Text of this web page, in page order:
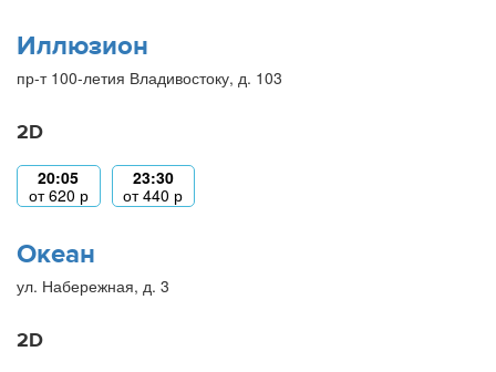
Иллюзион
пр-т 100-летия Владивостоку, д. 103
2D
20:05
от620 р
23:30
от440 р
Океан
ул. Набережная, д. 3
2D